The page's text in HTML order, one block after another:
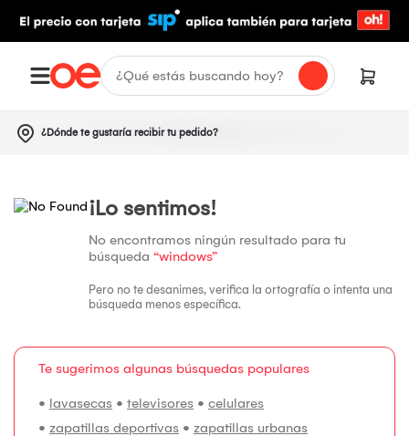
¿Dónde te gustaría recibir tu pedido?
¡Lo sentimos!
No encontramos ningún resultado para tu
búsqueda “windows”
Pero no te desanimes, verifica la ortografía o intenta una
búsqueda menos específica.
Te sugerimos algunas búsquedas populares
• lavasecas • televisores • celulares
• zapatillas deportivas • zapatillas urbanas